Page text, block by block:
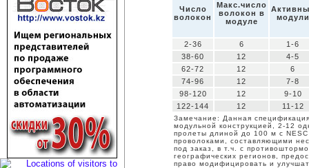
Число
волокон
Макс.число
волокон в
модуле
модули
2-36 6
1-6
38-60
12
4-5
62-72
12
6
74-96
12
7-8
98-120
12
9-10
122-144
12 11-12
Замечание: Данная
модульной конструкцией, 2-12
пролеты длиной до 100 м с
проволоками, составляющими
под заказ, в т.ч. с
географических регионов,
право модифицировать и